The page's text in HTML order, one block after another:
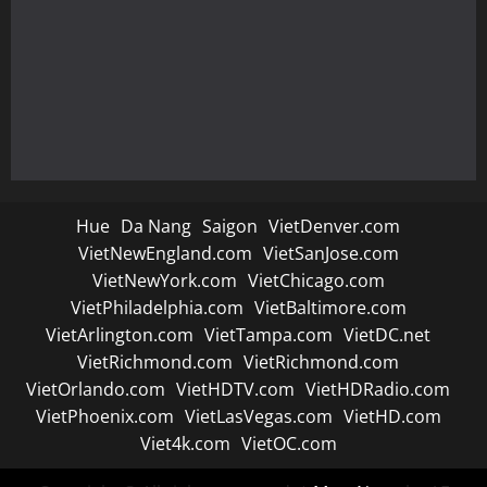
Hue Da Nang Saigon VietDenver.com
VietNewEngland.com VietSanJose.com
VietNewYork.com VietChicago.com
VietPhiladelphia.com VietBaltimore.com
VietArlington.com VietTampa.com VietDC.net
VietRichmond.com VietRichmond.com
VietOrlando.com VietHDTV.com VietHDRadio.com
VietPhoenix.com VietLasVegas.com VietHD.com
Viet4k.com VietOC.com